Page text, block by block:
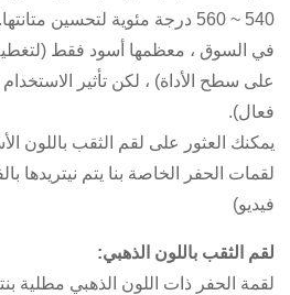
540 ~ 560 درجة مئوية لتحسين
في السوق ، معظمها أسود فقط (لتغطية
على سطح الأداة) ، لكن تأثير
فعال).
لقمات الحفر الخاصة بنا يتم
فيديو)
لقم الثقب باللون الذهبي:
لقمة الحفر ذات اللون الذهبي مطلية